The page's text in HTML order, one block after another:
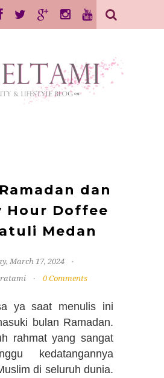
dan
Hour Doffee
Medan
March 17, 2024
0 Comments
ya saat menulis ini
bulan Ramadan.
rahmat yang sangat
kedatangannya
di seluruh dunia.